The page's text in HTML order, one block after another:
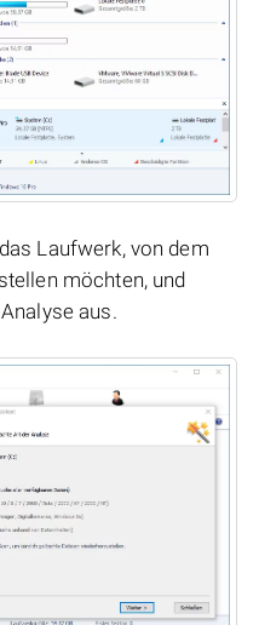
Laufwerk, von dem
möchten, und
aus.